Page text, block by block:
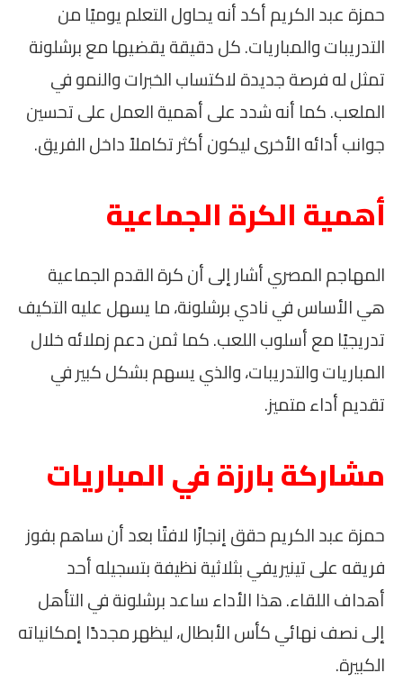
حمزة عبد الكريم أكد أنه يحاول التعلم يوميًا من
التدريبات والمباريات. كل دقيقة يقضيها مع برشلونة
تمثل له فرصة جديدة لاكتساب الخبرات والنمو في
الملعب. كما أنه شدد على أهمية العمل على تحسين
جوانب أدائه الأخرى ليكون أكثر تكاملاً داخل الفريق.
أهمية الكرة الجماعية
المهاجم المصري أشار إلى أن كرة القدم الجماعية
هي الأساس في نادي برشلونة، ما يسهل عليه التكيف
تدريجيًا مع أسلوب اللعب. كما ثمن دعم زملائه خلال
المباريات والتدريبات، والذي يسهم بشكل كبير في
تقديم أداء متميز.
مشاركة بارزة في المباريات
حمزة عبد الكريم حقق إنجازًا لافتًا بعد أن ساهم بفوز
فريقه على تينيريفي بثلاثية نظيفة بتسجيله أحد
أهداف اللقاء. هذا الأداء ساعد برشلونة في التأهل
إلى نصف نهائي كأس الأبطال، ليظهر مجددًا إمكانياته
الكبيرة.